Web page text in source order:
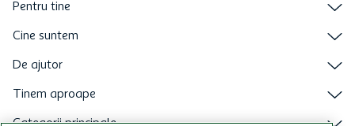
Pentru tine
Cine suntem
De ajutor
Tinem aproape